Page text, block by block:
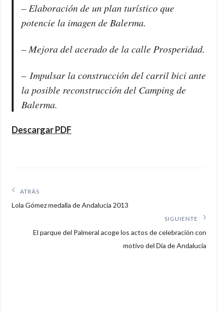
– Elaboración de un plan turístico que
potencie la imagen de Balerma.
– Mejora del acerado de la calle Prosperidad.
– Impulsar la construcción del carril bici ante
la posible reconstrucción del Camping de
Balerma.
Descargar PDF
Navegación
de
ATRÁS
Artículos
Lola Gómez medalla de Andalucía 2013
SIGUIENTE
Siguiente
El parque del Palmeral acoge los actos de celebración con
motivo del Día de Andalucía